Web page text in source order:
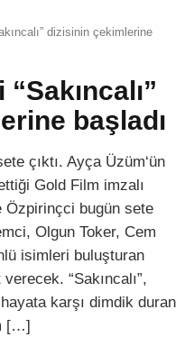
dizisinin çekimlerine
başladı
çıktı. Ayça Üzüm‘ün
Gold Film imzalı
Özpirinçci bugün sete
Olgun Toker, Cem
isimleri buluşturan
“Sakıncalı”,
karşı dimdik duran
[…]